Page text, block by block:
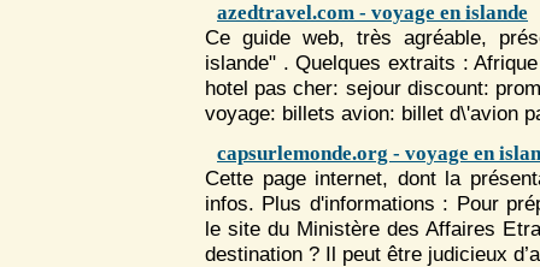
azedtravel.com - voyage en islande
Ce guide web, très agréable,
islande" . Quelques extraits :
hotel pas cher: sejour discount:
voyage: billets avion: billet d\'avion
capsurlemonde.org - voyage en
Cette page internet, dont la
infos. Plus d'informations : Pour
le site du Ministère des Affaires
destination ? Il peut être judicieux